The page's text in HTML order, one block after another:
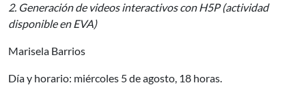
2. Generación de videos interactivos con H5P (actividad
disponible en EVA)
Marisela Barrios
Día y horario: miércoles 5 de agosto, 18 horas.